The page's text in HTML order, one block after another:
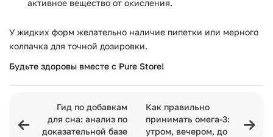
активное вещество от окисления.
У жидких форм желательно наличие пипетки или мерного
колпачка для точной дозировки.
Будьте здоровы вместе с Pure Store!
Гид по добавкам
для сна: анализ по
доказательной базе
Как правильно
принимать омега-3:
утром, вечером, до